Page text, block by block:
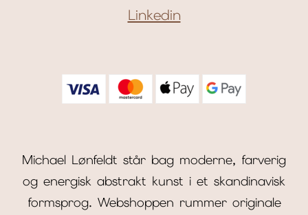
Linkedin
Michael Lønfeldt står bag moderne, farverig
og energisk abstrakt kunst i et skandinavisk
formsprog. Webshoppen rummer originale